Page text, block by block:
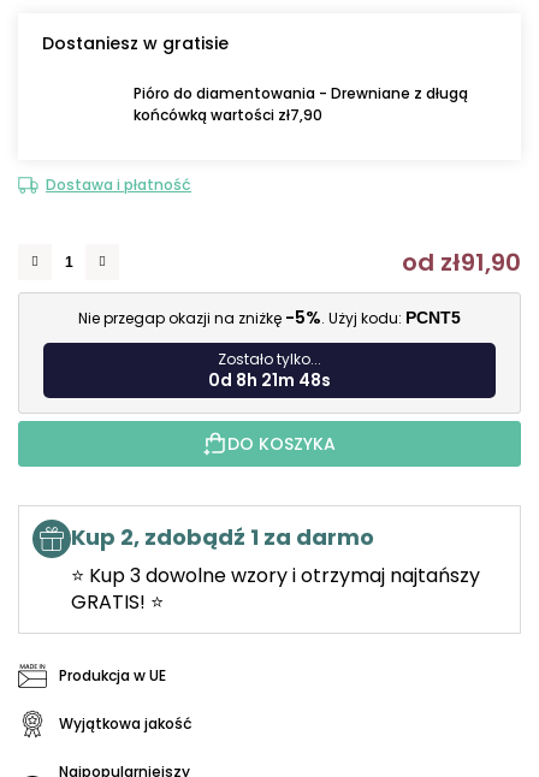
Dostaniesz w gratisie
Pióro do diamentowania - Drewniane z długą
końcówką wartości zł7,90
Dostawa i płatność
od zł91,90
Nie przegap okazji na zniżkę -5%. Użyj kodu: PCNT5
Zostało tylko...
0d 8h 21m 46s
DO KOSZYKA
Kup 2, zdobądź 1 za darmo
⭐ Kup 3 dowolne wzory i otrzymaj najtańszy
GRATIS! ⭐
Produkcja w UE
Wyjątkowa jakość
Najpopularniejszy